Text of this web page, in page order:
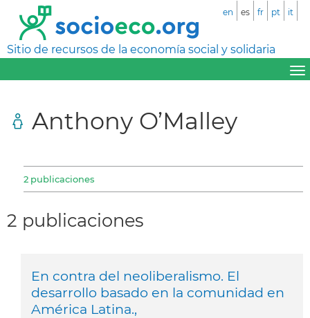
Sitio de recursos de la economía social y solidaria
en es fr pt it
Anthony O’Malley
2 publicaciones
2 publicaciones
En contra del neoliberalismo. El
desarrollo basado en la comunidad en
América Latina.,